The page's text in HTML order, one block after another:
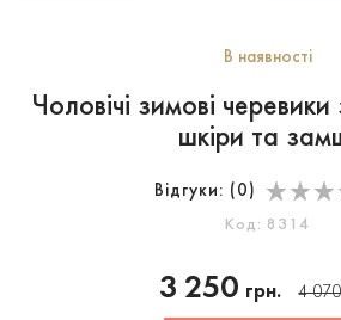
В наявності
Чоловічі зимові
шкіри та
Відгуки: ( 0 )
Код: 8314
3 250 грн. 4